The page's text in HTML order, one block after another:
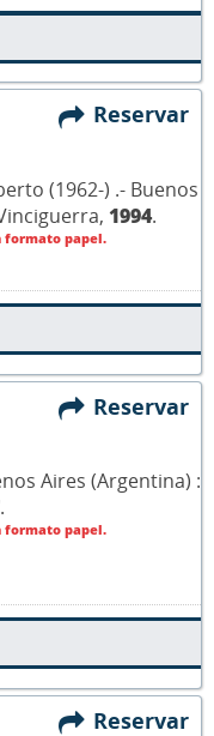
Reservar
(1962-) .- Buenos
1994.
papel.
Reservar
Aires (Argentina) :
.
papel.
Reservar